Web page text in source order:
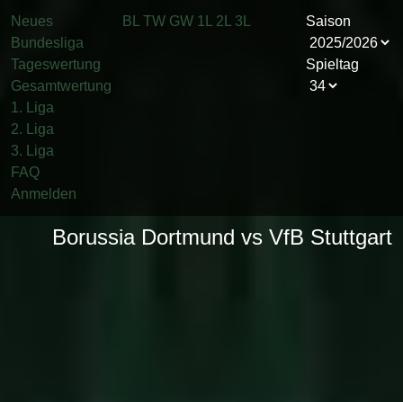
Neues
Bundesliga
Tageswertung
Gesamtwertung
1. Liga
2. Liga
3. Liga
FAQ
Anmelden
BL TW GW 1L 2L 3L Saison
Spieltag
Borussia Dortmund vs VfB Stuttgart